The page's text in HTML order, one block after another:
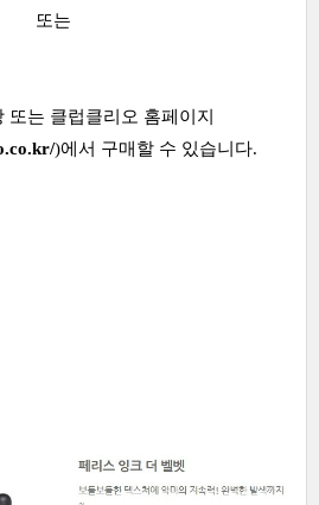
또는
또는 클럽클리오 홈페이지
)에서 구매할 수 있습니다.